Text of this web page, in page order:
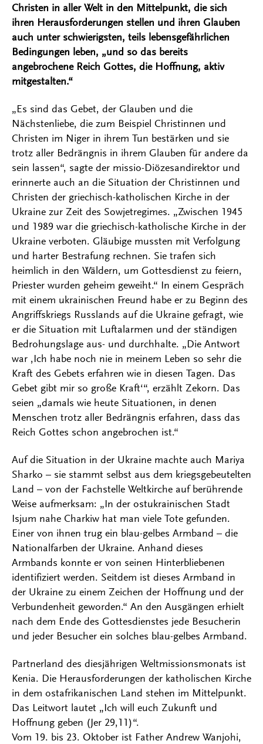
Christen in aller Welt in den Mittelpunkt, die sich
ihren Herausforderungen stellen und ihren Glauben
auch unter schwierigsten, teils lebensgefährlichen
Bedingungen leben, „und so das bereits
angebrochene Reich Gottes, die Hoffnung, aktiv
mitgestalten.“
„Es sind das Gebet, der Glauben und die
Nächstenliebe, die zum Beispiel Christinnen und
Christen im Niger in ihrem Tun bestärken und sie
trotz aller Bedrängnis in ihrem Glauben für andere da
sein lassen“, sagte der missio-Diözesandirektor und
erinnerte auch an die Situation der Christinnen und
Christen der griechisch-katholischen Kirche in der
Ukraine zur Zeit des Sowjetregimes. „Zwischen 1945
und 1989 war die griechisch-katholische Kirche in der
Ukraine verboten. Gläubige mussten mit Verfolgung
und harter Bestrafung rechnen. Sie trafen sich
heimlich in den Wäldern, um Gottesdienst zu feiern,
Priester wurden geheim geweiht.“ In einem Gespräch
mit einem ukrainischen Freund habe er zu Beginn des
Angriffskriegs Russlands auf die Ukraine gefragt, wie
er die Situation mit Luftalarmen und der ständigen
Bedrohungslage aus- und durchhalte. „Die Antwort
war ‚Ich habe noch nie in meinem Leben so sehr die
Kraft des Gebets erfahren wie in diesen Tagen. Das
Gebet gibt mir so große Kraft‘“, erzählt Zekorn. Das
seien „damals wie heute Situationen, in denen
Menschen trotz aller Bedrängnis erfahren, dass das
Reich Gottes schon angebrochen ist.“
Auf die Situation in der Ukraine machte auch Mariya
Sharko – sie stammt selbst aus dem kriegsgebeutelten
Land – von der Fachstelle Weltkirche auf berührende
Weise aufmerksam: „In der ostukrainischen Stadt
Isjum nahe Charkiw hat man viele Tote gefunden.
Einer von ihnen trug ein blau-gelbes Armband – die
Nationalfarben der Ukraine. Anhand dieses
Armbands konnte er von seinen Hinterbliebenen
identifiziert werden. Seitdem ist dieses Armband in
der Ukraine zu einem Zeichen der Hoffnung und der
Verbundenheit geworden.“ An den Ausgängen erhielt
nach dem Ende des Gottesdienstes jede Besucherin
und jeder Besucher ein solches blau-gelbes Armband.
Partnerland des diesjährigen Weltmissionsmonats ist
Kenia. Die Herausforderungen der katholischen Kirche
in dem ostafrikanischen Land stehen im Mittelpunkt.
Das Leitwort lautet „Ich will euch Zukunft und
Hoffnung geben (Jer 29,11)“.
Vom 19. bis 23. Oktober ist Father Andrew Wanjohi,